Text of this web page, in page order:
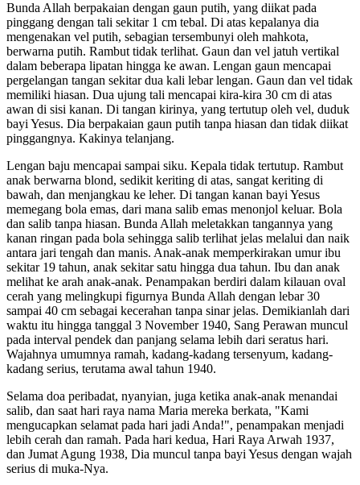
Bunda Allah berpakaian dengan gaun putih, yang diikat pada
pinggang dengan tali sekitar 1 cm tebal. Di atas kepalanya dia
mengenakan vel putih, sebagian tersembunyi oleh mahkota,
berwarna putih. Rambut tidak terlihat. Gaun dan vel jatuh vertikal
dalam beberapa lipatan hingga ke awan. Lengan gaun mencapai
pergelangan tangan sekitar dua kali lebar lengan. Gaun dan vel tidak
memiliki hiasan. Dua ujung tali mencapai kira-kira 30 cm di atas
awan di sisi kanan. Di tangan kirinya, yang tertutup oleh vel, duduk
bayi Yesus. Dia berpakaian gaun putih tanpa hiasan dan tidak diikat
pinggangnya. Kakinya telanjang.
Lengan baju mencapai sampai siku. Kepala tidak tertutup. Rambut
anak berwarna blond, sedikit keriting di atas, sangat keriting di
bawah, dan menjangkau ke leher. Di tangan kanan bayi Yesus
memegang bola emas, dari mana salib emas menonjol keluar. Bola
dan salib tanpa hiasan. Bunda Allah meletakkan tangannya yang
kanan ringan pada bola sehingga salib terlihat jelas melalui dan naik
antara jari tengah dan manis. Anak-anak memperkirakan umur ibu
sekitar 19 tahun, anak sekitar satu hingga dua tahun. Ibu dan anak
melihat ke arah anak-anak. Penampakan berdiri dalam kilauan oval
cerah yang melingkupi figurnya Bunda Allah dengan lebar 30
sampai 40 cm sebagai kecerahan tanpa sinar jelas. Demikianlah dari
waktu itu hingga tanggal 3 November 1940, Sang Perawan muncul
pada interval pendek dan panjang selama lebih dari seratus hari.
Wajahnya umumnya ramah, kadang-kadang tersenyum, kadang-
kadang serius, terutama awal tahun 1940.
Selama doa peribadat, nyanyian, juga ketika anak-anak menandai
salib, dan saat hari raya nama Maria mereka berkata, "Kami
mengucapkan selamat pada hari jadi Anda!", penampakan menjadi
lebih cerah dan ramah. Pada hari kedua, Hari Raya Arwah 1937,
dan Jumat Agung 1938, Dia muncul tanpa bayi Yesus dengan wajah
serius di muka-Nya.